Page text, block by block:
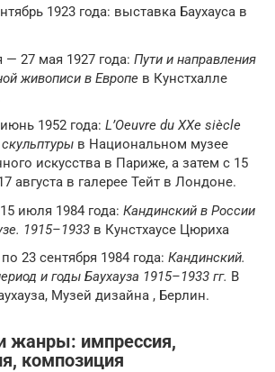
1923 года: выставка Баухауса в
— 27 мая 1927 года: Пути и направления
живописи в Европе в Кунстхалле
1952 года: L’Oeuvre du XXe siècle
в Национальном музее
искусства в Париже, а затем с 15
августа в галерее Тейт в Лондоне.
июля 1984 года: Кандинский в России
1915–1933 в Кунстхаусе Цюриха
23 сентября 1984 года: Кандинский.
и годы Баухауза 1915–1933 гг. В
Музей дизайна , Берлин.
жанры: импрессия,
композиция